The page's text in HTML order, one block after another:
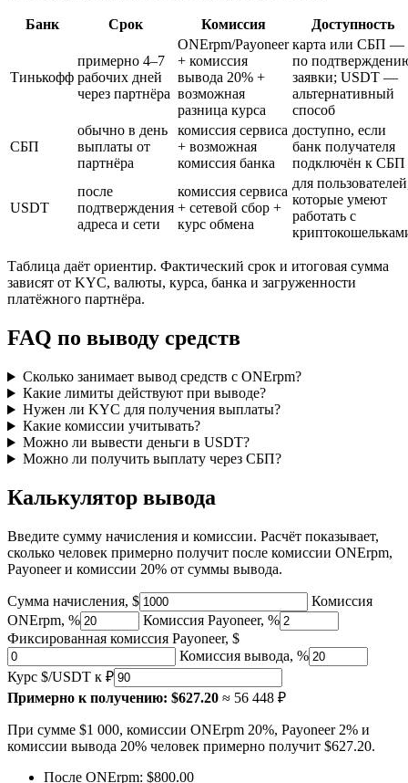
Банк Срок Комиссия Доступность
Тинькофф
примерно 4–7
рабочих дней
через партнёра
ONErpm/Payoneer
+ комиссия
вывода 20% +
возможная
разница курса
карта или СБП —
по
заявки; USDT —
альтернативный
способ
СБП
обычно в день
выплаты от
партнёра
комиссия сервиса
+ возможная
комиссия банка
доступно, если
банк получателя
подключён к СБП
USDT
после
подтверждения
адреса и сети
комиссия сервиса
+ сетевой сбор +
курс обмена
для
которые умеют
работать с
Таблица даёт ориентир. Фактический срок и итоговая сумма
зависят от KYC, валюты, курса, банка и загруженности
платёжного партнёра.
FAQ по выводу средств
Сколько занимает вывод средств с ONErpm?
Какие лимиты действуют при выводе?
Нужен ли KYC для получения выплаты?
Какие комиссии учитывать?
Можно ли вывести деньги в USDT?
Можно ли получить выплату через СБП?
Калькулятор вывода
Введите сумму начисления и комиссии. Расчёт показывает,
сколько человек примерно получит после комиссии ONErpm,
Payoneer и комиссии 20% от суммы вывода.
Сумма начисления, $
Комиссия
ONErpm, %
Комиссия Payoneer, %
Фиксированная комиссия Payoneer, $
Комиссия вывода, %
Курс $/USDT к ₽
Примерно к получению: $627.20 ≈ 56 448 ₽
При сумме $1 000, комиссии ONErpm 20%, Payoneer 2% и
комиссии вывода 20% человек примерно получит $627.20.
После ONErpm: $800.00